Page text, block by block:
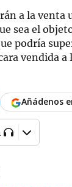
a la venta
sea el
podría
vendida a
Añádenos